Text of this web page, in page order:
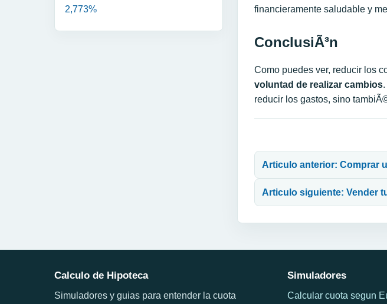
2,773%
financieramente saludable y
ConclusiÃ³n
Como puedes ver, reducir los
voluntad de realizar cambios
reducir los gastos, sino
Articulo anterior: Comprar
Articulo siguiente: Vender
Calculo de Hipoteca
Simuladores y guias para entender la cuota
Simuladores
Calcular cuota segun